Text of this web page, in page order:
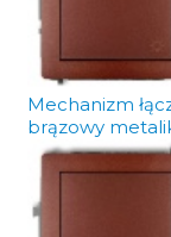
Mechanizm
brązowy